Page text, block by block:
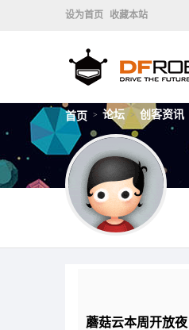
设为首页 收藏本站
首页 > 论坛 > 创客资讯
蘑菇云本周开放夜